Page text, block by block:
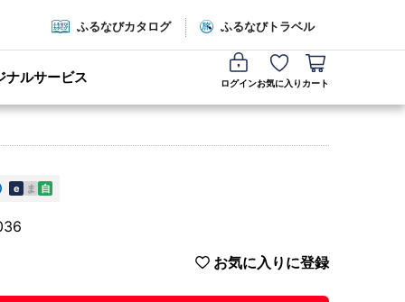
ふるなびカタログ ふるなびトラベル
ナルサービス ログインお気に入り カート
e ま 自
お気に入りに登録